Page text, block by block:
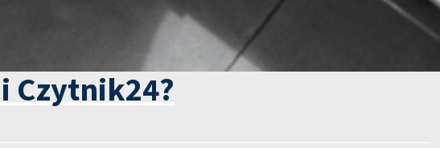
Czytnik24?